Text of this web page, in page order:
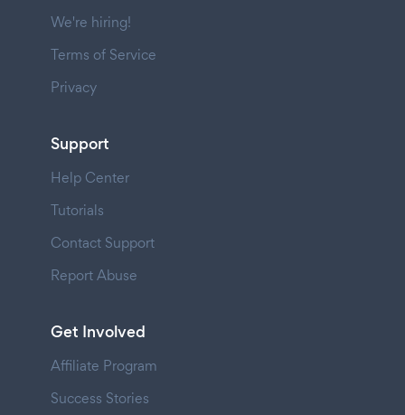
We're hiring!
Terms of Service
Privacy
Support
Help Center
Tutorials
Contact Support
Report Abuse
Get Involved
Affiliate Program
Success Stories